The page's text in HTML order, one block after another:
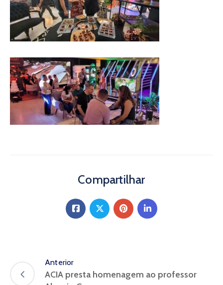
Compartilhar
Anterior
ACIA presta homenagem ao professor